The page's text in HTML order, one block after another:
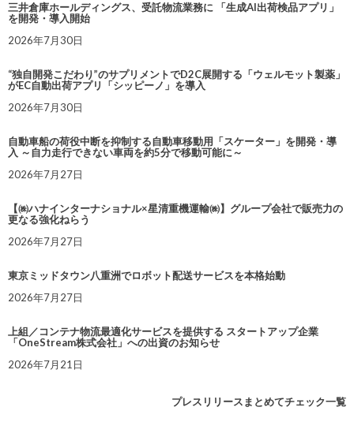
三井倉庫ホールディングス、受託物流業務に 「生成AI出荷検品アプリ」
を開発・導入開始
2026年7月30日
“独自開発こだわり”のサプリメントでD2C展開する「ウェルモット製薬」
がEC自動出荷アプリ「シッピーノ」を導入
2026年7月30日
自動車船の荷役中断を抑制する自動車移動用「スケーター」を開発・導
入 ～自力走行できない車両を約5分で移動可能に～
2026年7月27日
【㈱ハナインターナショナル×星清重機運輸㈱】グループ会社で販売力の
更なる強化ねらう
2026年7月27日
東京ミッドタウン八重洲でロボット配送サービスを本格始動
2026年7月27日
上組／コンテナ物流最適化サービスを提供する スタートアップ企業
「OneStream株式会社」への出資のお知らせ
2026年7月21日
プレスリリースまとめてチェック一覧